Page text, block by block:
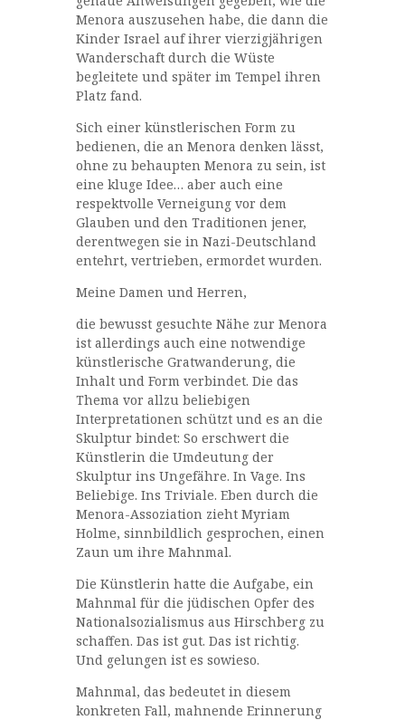
Menora auszusehen habe, die dann die
Kinder Israel auf ihrer vierzigjährigen
Wanderschaft durch die Wüste
begleitete und später im Tempel ihren
Platz fand.
Sich einer künstlerischen Form zu
bedienen, die an Menora denken lässt,
ohne zu behaupten Menora zu sein, ist
eine kluge Idee… aber auch eine
respektvolle Verneigung vor dem
Glauben und den Traditionen jener,
derentwegen sie in Nazi-Deutschland
entehrt, vertrieben, ermordet wurden.
Meine Damen und Herren,
die bewusst gesuchte Nähe zur Menora
ist allerdings auch eine notwendige
künstlerische Gratwanderung, die
Inhalt und Form verbindet. Die das
Thema vor allzu beliebigen
Interpretationen schützt und es an die
Skulptur bindet: So erschwert die
Künstlerin die Umdeutung der
Skulptur ins Ungefähre. In Vage. Ins
Beliebige. Ins Triviale. Eben durch die
Menora-Assoziation zieht Myriam
Holme, sinnbildlich gesprochen, einen
Zaun um ihre Mahnmal.
Die Künstlerin hatte die Aufgabe, ein
Mahnmal für die jüdischen Opfer des
Nationalsozialismus aus Hirschberg zu
schaffen. Das ist gut. Das ist richtig.
Und gelungen ist es sowieso.
Mahnmal, das bedeutet in diesem
konkreten Fall, mahnende Erinnerung